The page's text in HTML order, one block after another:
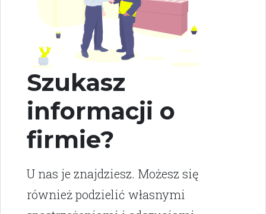
Szukasz
informacji o
firmie?
U nas je znajdziesz. Możesz się
również podzielić własnymi